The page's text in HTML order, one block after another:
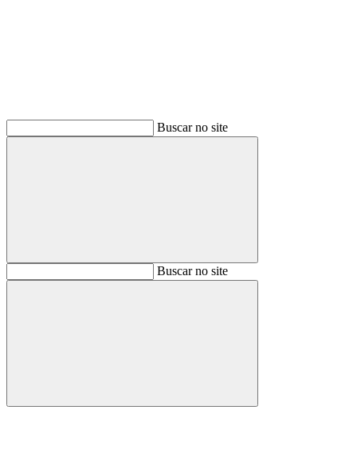
Buscar no site
BuscarBuscar no site
Buscar